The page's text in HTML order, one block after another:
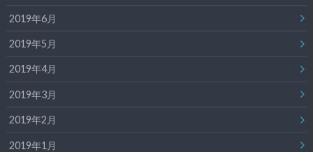
2019年6月
2019年5月
2019年4月
2019年3月
2019年2月
2019年1月